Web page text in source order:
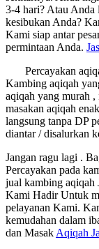
1246
6713
3-4 hari? Atau Anda
kesibukan Anda?
Kami siap antar
permintaan Anda.
Percayakan
Kambing aqiqah
aqiqah yang murah
masakan aqiqah
langsung tanpa DP
diantar / disalurkan
Jangan ragu lagi .
Percayakan pada
jual kambing aqiqah
Kami Hadir Untuk
pelayanan Kami.
kemudahan dalam
dan Masak Aqiqah